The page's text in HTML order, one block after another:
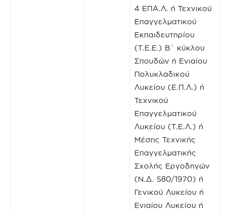
4 ΕΠΑ.Λ. ή Τεχνικού
Επαγγελματικού
Εκπαιδευτηρίου
(Τ.Ε.Ε.) Β΄ κύκλου
Σπουδών ή Ενιαίου
Πολυκλαδικού
Λυκείου (Ε.Π.Λ.) ή
Τεχνικού
Επαγγελματικού
Λυκείου (Τ.Ε.Λ.) ή
Μέσης Τεχνικής
Επαγγελματικής
Σχολής Εργοδηγών
(Ν.Δ. 580/1970) ή
Γενικού Λυκείου ή
Ενιαίου Λυκείου ή